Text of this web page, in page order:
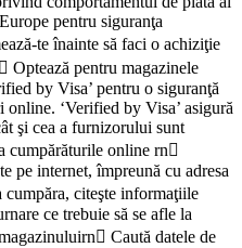
pentru siguranţa
te înainte să faci o achiziţie
Optează pentru magazinele
by Visa’ pentru o siguranţă
‘Verified by Visa’ asigură
şi cea a furnizorului sunt
cumpărăturile online rn
pe internet, împreună cu adresa
citeşte informaţiile
ce trebuie să se afle la
Caută datele de